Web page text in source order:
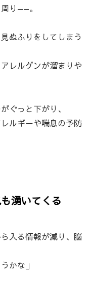
り——。
ぬふりをしてしまう
レルゲンが溜まりや
ぐっと下がり、
ルギーや喘息の予防
湧いてくる
入る情報が減り、脳
かな」